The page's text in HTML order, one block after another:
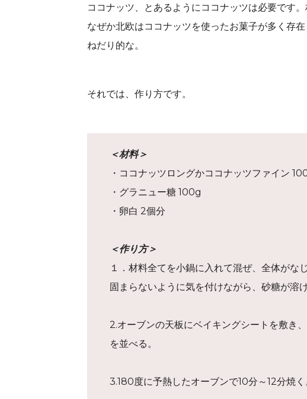
ココナッツ、とあるようにココナッツは必要です
なぜか北欧はココナッツを使ったお菓子が多く存
ねだり的な。
それでは、作り方です。
＜材料＞
・ココナッツロングかココナッツファイン
・グラニュー糖 100g
・卵白 2個分
＜作り方＞
１．材料全てを小鍋に入れて混ぜ、全体がな
固まらないように気を付けながら、砂糖が溶
2.オーブンの天板にベイキングシートを敷き
を並べる。
3.180度に予熱したオーブンで10分～12分焼く